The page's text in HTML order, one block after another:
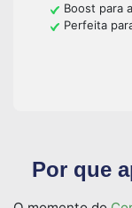
Boost para
Perfeita
Por que